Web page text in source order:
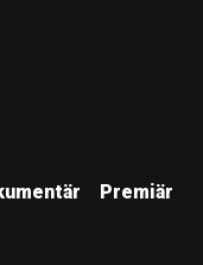
Premiär